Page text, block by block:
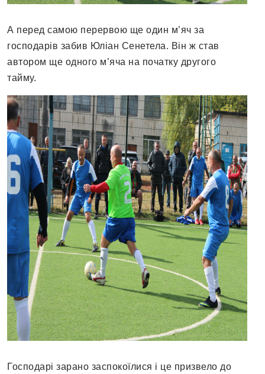
А перед самою перервою ще один м’яч за
господарів забив Юліан Сенетела. Він ж став
автором ще одного м’яча на початку другого
тайму.
Господарі зарано заспокоїлися і це призвело до